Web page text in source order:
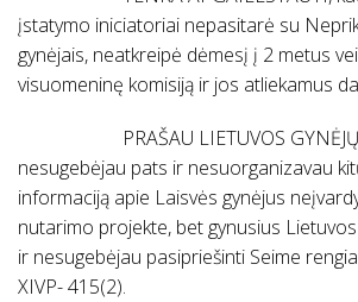
įstatymo iniciatoriai nepasitarė su
gynėjais, neatkreipė dėmesį į 2 metus
visuomeninę komisiją ir jos atliekamus
PRAŠAU LIETUVOS GYNĖJŲ
nesugebėjau pats ir nesuorganizavau
informaciją apie Laisvės gynėjus
nutarimo projekte, bet gynusius
ir nesugebėjau pasipriešinti Seime
XIVP- 415(2).